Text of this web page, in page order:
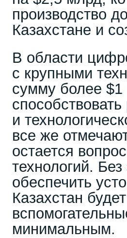
производство
Казахстане и
В области
с крупными
сумму более $1
и
все же
остается
технологий.
обеспечить
Казахстан
минимальным.